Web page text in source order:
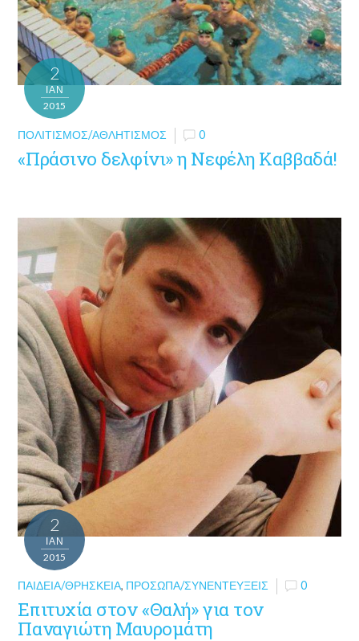
2
ΙΑΝ
2015
ΠΟΛΙΤΙΣΜΌΣ/ΑΘΛΗΤΙΣΜΌΣ 0
«Πράσινο δελφίνι» η Νεφέλη Καββαδά!
2
ΙΑΝ
2015
ΠΑΙΔΕΊΑ/ΘΡΗΣΚΕΊΑ, ΠΡΌΣΩΠΑ/ΣΥΝΕΝΤΕΎΞΕΙΣ 0
Επιτυχία στον «Θαλή» για τον
Παναγιώτη Μαυρομάτη